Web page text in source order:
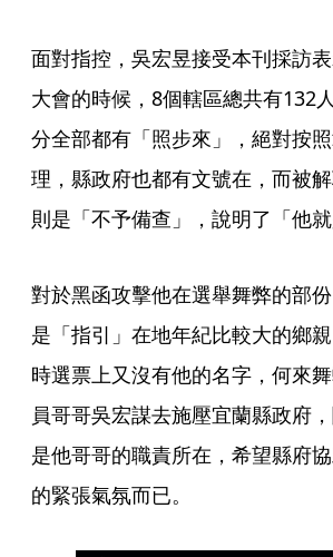
面對指控，吳宏昱接受本刊採訪
大會的時候，8個轄區總共有132
分全部都有「照步來」，絕對按
理，縣政府也都有文號在，而被
則是「不予備查」，說明了「他
對於黑函攻擊他在選舉舞弊的部
是「指引」在地年紀比較大的鄉
時選票上又沒有他的名字，何來
員哥哥吳宏謀去施壓宜蘭縣政府
是他哥哥的職責所在，希望縣府
的緊張氣氛而已。